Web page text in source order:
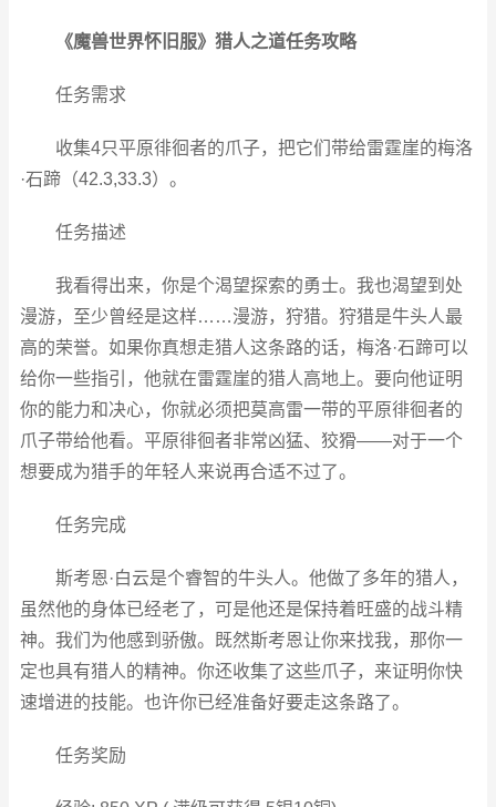
《魔兽世界怀旧服》猎人之道任务攻略
任务需求
收集4只平原徘徊者的爪子，把它们带给雷霆崖的梅洛
·石蹄（42.3,33.3）。
任务描述
我看得出来，你是个渴望探索的勇士。我也渴望到处
漫游，至少曾经是这样……漫游，狩猎。狩猎是牛头人最
高的荣誉。如果你真想走猎人这条路的话，梅洛·石蹄可以
给你一些指引，他就在雷霆崖的猎人高地上。要向他证明
你的能力和决心，你就必须把莫高雷一带的平原徘徊者的
爪子带给他看。平原徘徊者非常凶猛、狡猾——对于一个
想要成为猎手的年轻人来说再合适不过了。
任务完成
斯考恩·白云是个睿智的牛头人。他做了多年的猎人，
虽然他的身体已经老了，可是他还是保持着旺盛的战斗精
神。我们为他感到骄傲。既然斯考恩让你来找我，那你一
定也具有猎人的精神。你还收集了这些爪子，来证明你快
速增进的技能。也许你已经准备好要走这条路了。
任务奖励